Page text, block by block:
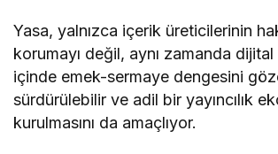
Yasa, yalnızca içerik üreticilerinin
korumayı değil, aynı zamanda
içinde emek-sermaye dengesini
sürdürülebilir ve adil bir yayıncılık
kurulmasını da amaçlıyor.